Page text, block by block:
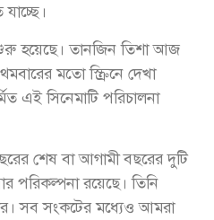
হয়েছে। তানজিন তিশা আজ
মতো স্ক্রিনে দেখা
এই সিনেমাটি পরিচালনা
শেষ বা আগামী বছরের দুটি
পরিকল্পনা রয়েছে। তিনি
সব সংকটের মধ্যেও আমরা